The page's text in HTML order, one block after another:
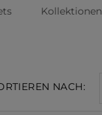
Kollektionen
NACH: